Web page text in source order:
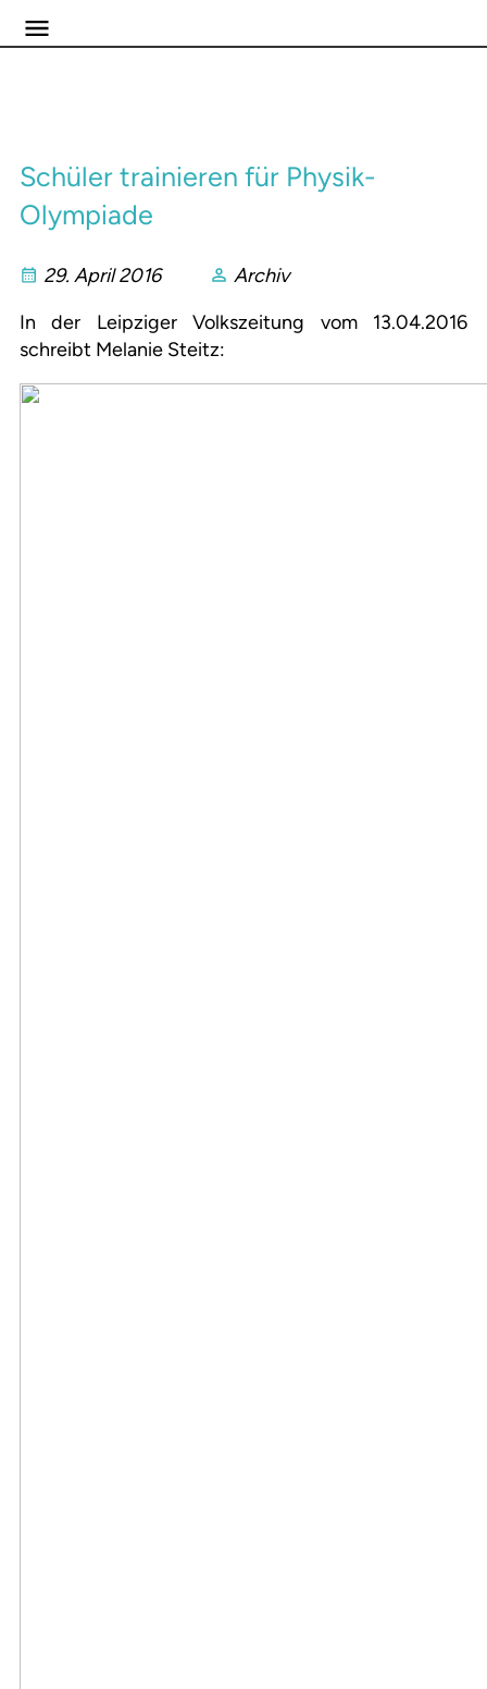
Schüler trainieren für Physik-
Olympiade
29. April 2016
Archiv
In der Leipziger Volkszeitung vom 13.04.2016
schreibt Melanie Steitz: